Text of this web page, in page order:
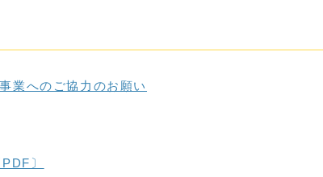
業へのご協力のお願い
〕